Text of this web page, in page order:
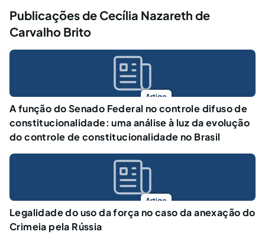
Publicações de Cecília Nazareth de
Carvalho Brito
Artigo
A função do Senado Federal no controle difuso de
constitucionalidade: uma análise à luz da evolução
do controle de constitucionalidade no Brasil
Artigo
Legalidade do uso da força no caso da anexação do
Crimeia pela Rússia